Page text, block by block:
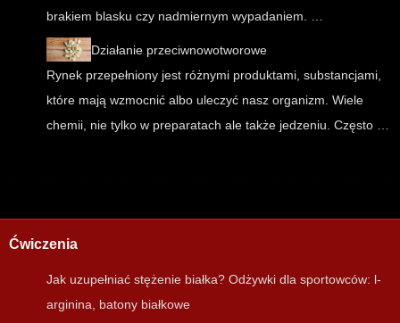
brakiem blasku czy nadmiernym wypadaniem. …
Działanie przeciwnowotworowe
Rynek przepełniony jest różnymi produktami, substancjami,
które mają wzmocnić albo uleczyć nasz organizm. Wiele
chemii, nie tylko w preparatach ale także jedzeniu. Często …
Ćwiczenia
Jak uzupełniać stężenie białka? Odżywki dla sportowców: l-
arginina, batony białkowe